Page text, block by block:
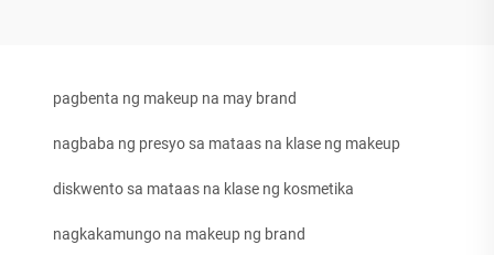
pagbenta ng makeup na may brand
nagbaba ng presyo sa mataas na klase ng makeup
diskwento sa mataas na klase ng kosmetika
nagkakamungo na makeup ng brand